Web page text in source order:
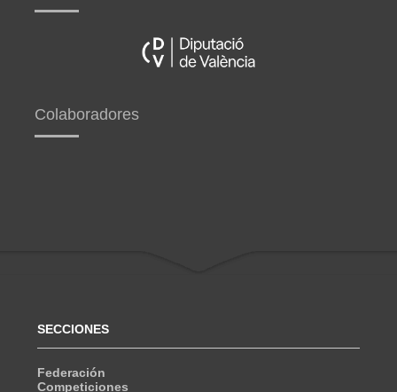
Colaboradores
SECCIONES
Federación
Competiciones